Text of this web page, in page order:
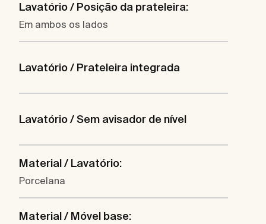
Lavatório / Posição da prateleira:
Em ambos os lados
Lavatório / Prateleira integrada
Lavatório / Sem avisador de nível
Material / Lavatório:
Porcelana
Material / Móvel base: